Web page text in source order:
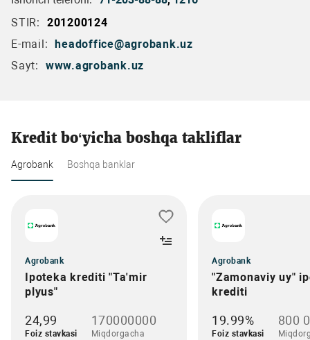
STIR:
201200124
E-mail: headoffice@agrobank.uz
Sayt:
www.agrobank.uz
Kredit bo‘yicha boshqa takliflar
Agrobank Boshqa banklar
Agrobank
Ipoteka krediti "Ta'mir
plyus"
24,99
Foiz stavkasi
170000000
Miqdorgacha
Agrobank
"Zamonaviy uy"
krediti
19.99%
Foiz stavkasi
800